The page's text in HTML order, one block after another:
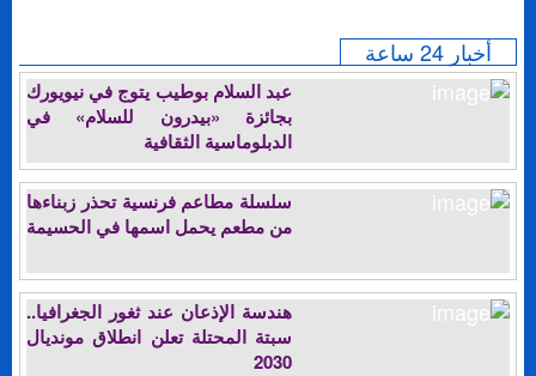
أخبار 24 ساعة
عبد السلام بوطيب يتوج في نيويورك
بجائزة «بيدرون للسلام» في
الدبلوماسية الثقافية
سلسلة مطاعم فرنسية تحذر زبناءها
من مطعم يحمل اسمها في الحسيمة
هندسة الإذعان عند ثغور الجغرافيا..
سبتة المحتلة تعلن انطلاق مونديال
2030